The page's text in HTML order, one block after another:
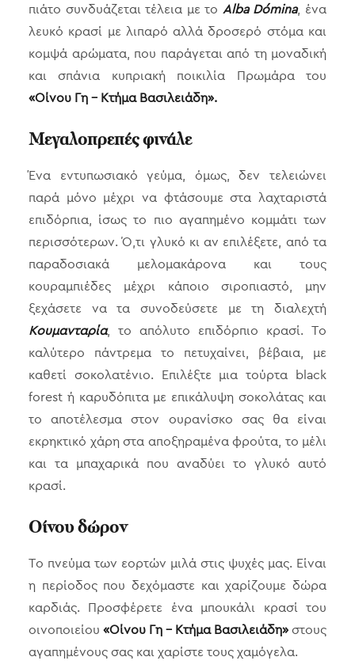
πιάτο συνδυάζεται τέλεια με το Alba Dómina, ένα
λευκό κρασί με λιπαρό αλλά δροσερό στόμα και
κομψά αρώματα, που παράγεται από τη μοναδική
και σπάνια κυπριακή ποικιλία Πρωμάρα του
«Οίνου Γη – Κτήμα Βασιλειάδη».
Μεγαλοπρεπές φινάλε
Ένα εντυπωσιακό γεύμα, όμως, δεν τελειώνει
παρά μόνο μέχρι να φτάσουμε στα λαχταριστά
επιδόρπια, ίσως το πιο αγαπημένο κομμάτι των
περισσότερων. Ό,τι γλυκό κι αν επιλέξετε, από τα
παραδοσιακά μελομακάρονα και τους
κουραμπιέδες μέχρι κάποιο σιροπιαστό, μην
ξεχάσετε να τα συνοδεύσετε με τη διαλεχτή
Κουμανταρία, το απόλυτο επιδόρπιο κρασί. Το
καλύτερο πάντρεμα το πετυχαίνει, βέβαια, με
καθετί σοκολατένιο. Επιλέξτε μια τούρτα black
forest ή καρυδόπιτα με επικάλυψη σοκολάτας και
το αποτέλεσμα στον ουρανίσκο σας θα είναι
εκρηκτικό χάρη στα αποξηραμένα φρούτα, το μέλι
και τα μπαχαρικά που αναδύει το γλυκό αυτό
κρασί.
Οίνου δώρον
Το πνεύμα των εορτών μιλά στις ψυχές μας. Είναι
η περίοδος που δεχόμαστε και χαρίζουμε δώρα
καρδιάς. Προσφέρετε ένα μπουκάλι κρασί του
οινοποιείου «Οίνου Γη – Κτήμα Βασιλειάδη»στους
αγαπημένους σας και χαρίστε τους χαμόγελα.